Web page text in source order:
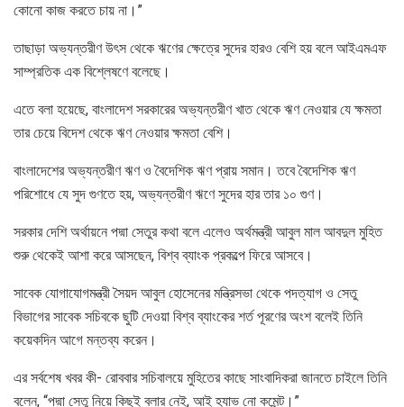
কোনো কাজ করতে চায় না।”
তাছাড়া অভ্যন্তরীণ উৎস থেকে ঋণের ক্ষেত্রে সুদের হারও বেশি হয় বলে আইএমএফ
সাম্প্রতিক এক বিশ্লেষণে বলেছে।
এতে বলা হয়েছে, বাংলাদেশ সরকারের অভ্যন্তরীণ খাত থেকে ঋণ নেওয়ার যে ক্ষমতা
তার চেয়ে বিদেশ থেকে ঋণ নেওয়ার ক্ষমতা বেশি।
বাংলাদেশের অভ্যন্তরীণ ঋণ ও বৈদেশিক ঋণ প্রায় সমান। তবে বৈদেশিক ঋণ
পরিশোধে যে সুদ গুণতে হয়, অভ্যন্তরীণ ঋণে সুদের হার তার ১০ গুণ।
সরকার দেশি অর্থায়নে পদ্মা সেতুর কথা বলে এলেও অর্থমন্ত্রী আবুল মাল আবদুল মুহিত
শুরু থেকেই আশা করে আসছেন, বিশ্ব ব্যাংক প্রকল্পে ফিরে আসবে।
সাবেক যোগাযোগমন্ত্রী সৈয়দ আবুল হোসেনের মন্ত্রিসভা থেকে পদত্যাগ ও সেতু
বিভাগের সাবেক সচিবকে ছুটি দেওয়া বিশ্ব ব্যাংকের শর্ত পূরণের অংশ বলেই তিনি
কয়েকদিন আগে মন্তব্য করেন।
এর সর্বশেষ খবর কী- রোববার সচিবালয়ে মুহিতের কাছে সাংবাদিকরা জানতে চাইলে তিনি
বলেন, “পদ্মা সেতু নিয়ে কিছুই বলার নেই, আই হ্যাভ নো কমেন্ট।”